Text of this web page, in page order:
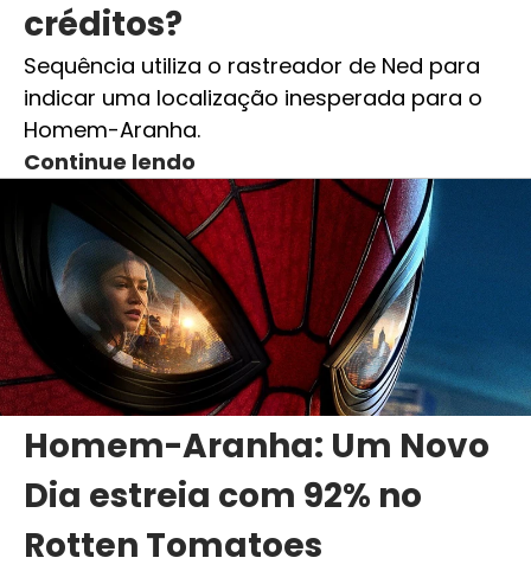
créditos?
Sequência utiliza o rastreador de Ned para
indicar uma localização inesperada para o
Homem-Aranha.
Continue lendo
Homem-Aranha: Um Novo
Dia estreia com 92% no
Rotten Tomatoes